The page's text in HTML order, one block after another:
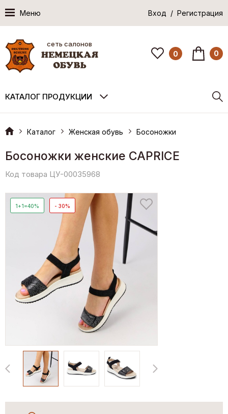
Меню Вход / Регистрация
сеть салонов
0 0
КАТАЛОГ ПРОДУКЦИИ
Каталог Женская обувь Босоножки
Босоножки женские CAPRICE
Код товара ЦУ-00035968
1+1=40% - 30%